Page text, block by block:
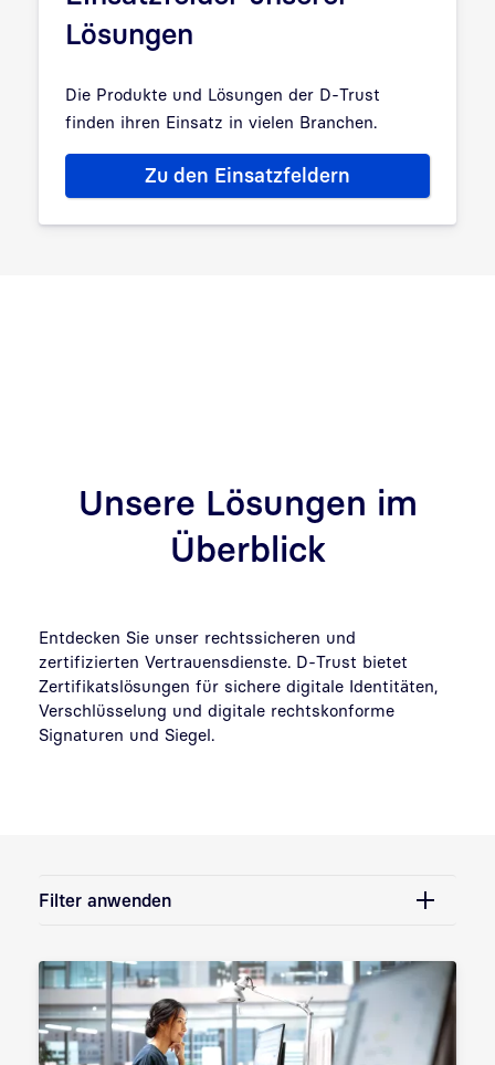
Lösungen
Die Produkte und Lösungen der D-Trust
finden ihren Einsatz in vielen Branchen.
Zu den Einsatzfeldern
Unsere Lösungen im
Überblick
Entdecken Sie unser rechtssicheren und
zertifizierten Vertrauensdienste. D-Trust bietet
Zertifikatslösungen für sichere digitale Identitäten,
Verschlüsselung und digitale rechtskonforme
Signaturen und Siegel.
Filter anwenden